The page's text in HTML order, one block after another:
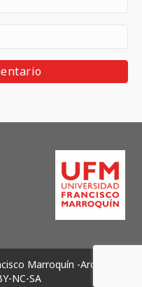
Marroquín -Archivos
NC-SA